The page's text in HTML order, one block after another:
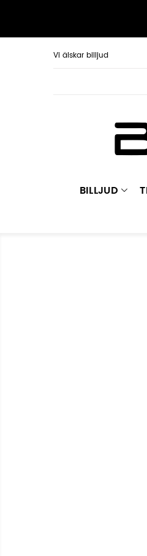
Vi älskar billjud
BILLJUD